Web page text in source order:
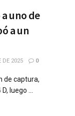
uno de
a un
DE 2025 0
de captura,
luego ...